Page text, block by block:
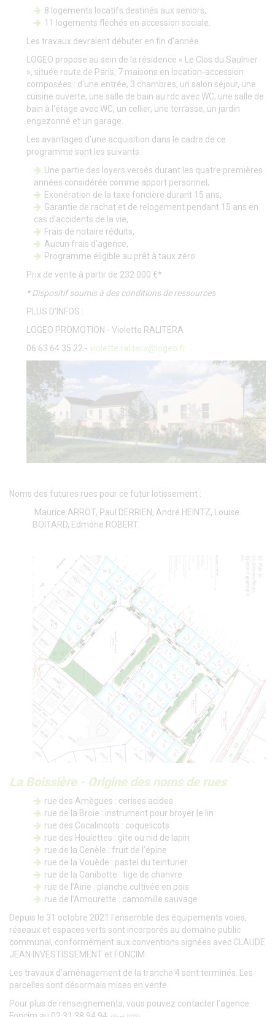
8 logements locatifs destinés aux seniors,
11 logements fléchés en accession sociale.
Les travaux devraient débuter en fin d’année.
LOGEO propose au sein de la résidence « Le Clos du Saulnier
», située route de Paris, 7 maisons en location-accession
composées : d'une entrée, 3 chambres, un salon séjour, une
cuisine ouverte, une salle de bain au rdc avec WC, une salle de
bain à l'étage avec WC, un cellier, une terrasse, un jardin
engazonné et un garage.
Les avantages d’une acquisition dans le cadre de ce
programme sont les suivants :
Une partie des loyers versés durant les quatre premières
années considérée comme apport personnel,
Exonération de la taxe foncière durant 15 ans,
Garantie de rachat et de relogement pendant 15 ans en
cas d’accidents de la vie,
Frais de notaire réduits,
Aucun frais d'agence,
Programme éligible au prêt à taux zéro.
Prix de vente à partir de 232 000 €*
* Dispositif soumis à des conditions de ressources
PLUS D’INFOS :
LOGEO PROMOTION - Violette RALITERA
06 63 64 35 22 -violette.ralitera@logeo.fr
Noms des futures rues pour ce futur lotissement :
Maurice ARROT, Paul DERRIEN, André HEINTZ, Louise
BOITARD, Edmone ROBERT.
La Boissière - Origine des noms de rues
rue des Amègues : cerises acides
rue de la Broie : instrument pour broyer le lin
rue des Cocalincots : coquelicots
rue des Houlettes : gite ou nid de lapin
rue de la Cenèle : fruit de l’épine
rue de la Vouède : pastel du teinturier
rue de la Canibotte : tige de chanvre
rue de l’Airie : planche cultivée en pois
rue de l’Amourette : camomille sauvage
Depuis le 31 octobre 2021 l'ensemble des équipements voies,
réseaux et espaces verts sont incorporés au domaine public
communal, conformément aux conventions signées avec CLAUDE
JEAN INVESTISSEMENT et FONCIM.
Les travaux d’aménagement de la tranche 4 sont terminés. Les
parcelles sont désormais mises en vente.
Pour plus de renseignements, vous pouvez contacter l’agence